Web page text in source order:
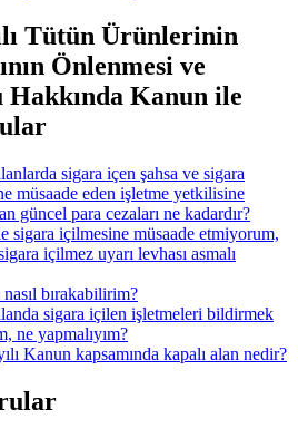
Tütün Ürünlerinin
Önlenmesi ve
Kanun ile
sigara içen şahsa ve sigara
müsaade eden işletme yetkilisine
güncel para cezaları ne kadardır?
sigara içilmesine müsaade etmiyorum,
içilmez uyarı levhası asmalı
nasıl bırakabilirim?
sigara içilen işletmeleri bildirmek
ne yapmalıyım?
Kanun kapsamında kapalı alan nedir?